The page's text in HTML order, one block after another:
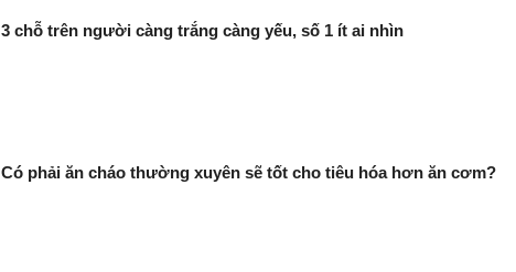
3 chỗ trên người càng trắng càng yếu, số 1 ít ai nhìn
Có phải ăn cháo thường xuyên sẽ tốt cho tiêu hóa hơn ăn cơm?